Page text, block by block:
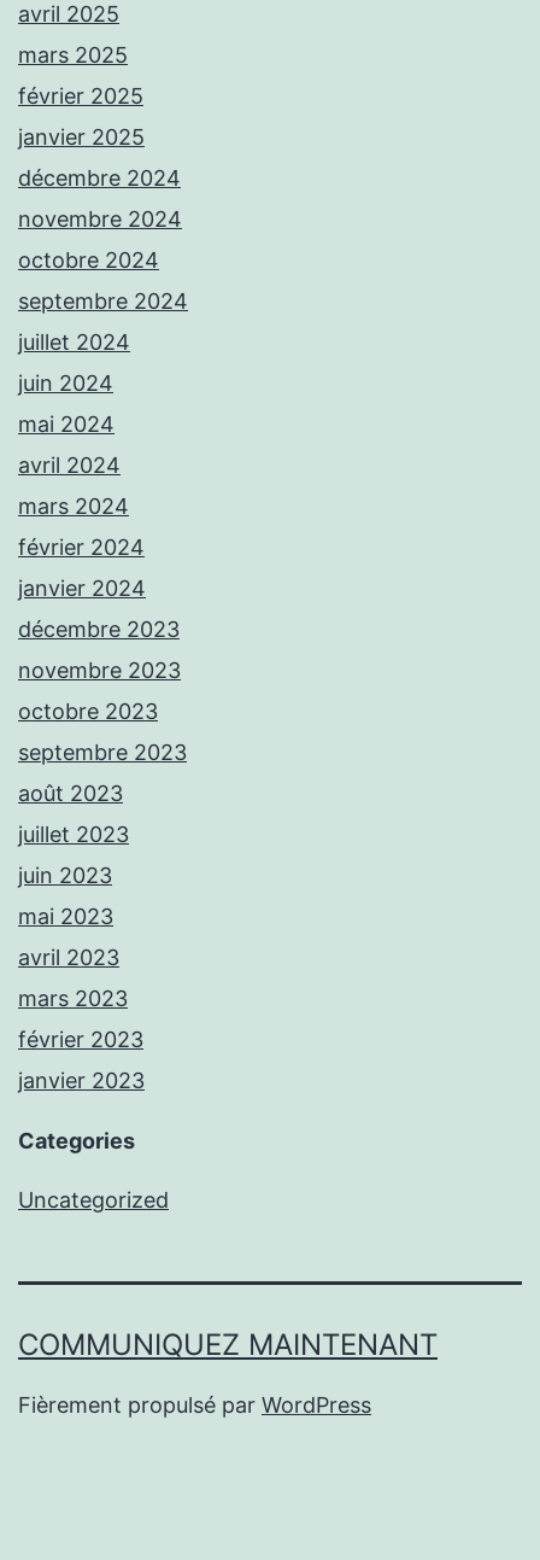
avril 2025
mars 2025
février 2025
janvier 2025
décembre 2024
novembre 2024
octobre 2024
septembre 2024
juillet 2024
juin 2024
mai 2024
avril 2024
mars 2024
février 2024
janvier 2024
décembre 2023
novembre 2023
octobre 2023
septembre 2023
août 2023
juillet 2023
juin 2023
mai 2023
avril 2023
mars 2023
février 2023
janvier 2023
Categories
Uncategorized
COMMUNIQUEZ MAINTENANT
Fièrement propulsé par WordPress